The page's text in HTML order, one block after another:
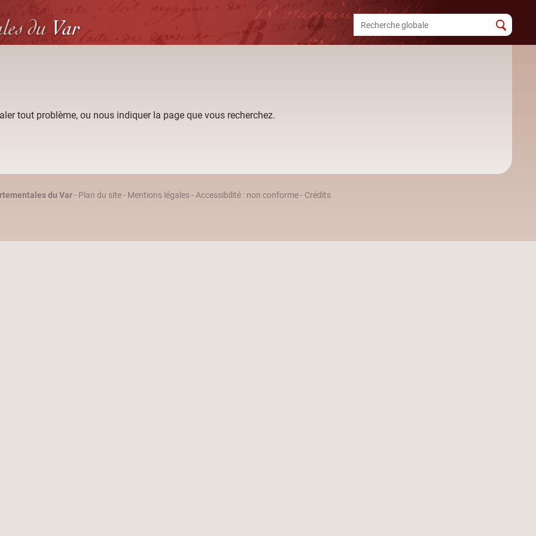
du Var
tout problème, ou nous indiquer la page que vous recherchez.
du Var- Plan du site- Mentions légales-Accessibilité : non conforme- Crédits